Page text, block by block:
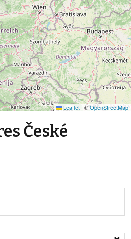
Leaflet | ©OpenStreetMap
České